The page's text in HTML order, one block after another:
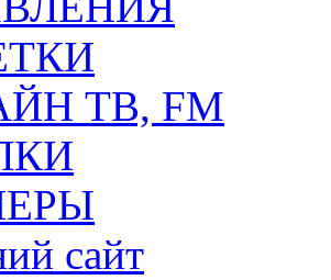
ТВ, FM
сайт